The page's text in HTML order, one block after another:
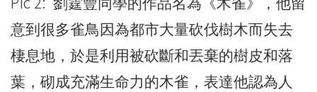
劉霆豐同學的作品名為《木雀》，他留
意到很多雀鳥因為都市大量砍伐樹木而失去
棲息地，於是利用被砍斷和丟棄的樹皮和落
葉，砌成充滿生命力的木雀，表達他認為人